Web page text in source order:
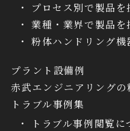
プロセス別で製品を
業種・業界で製品を
粉体ハンドリング機
プラント設備例
赤武エンジニアリング
トラブル事例集
トラブル事例閲覧に